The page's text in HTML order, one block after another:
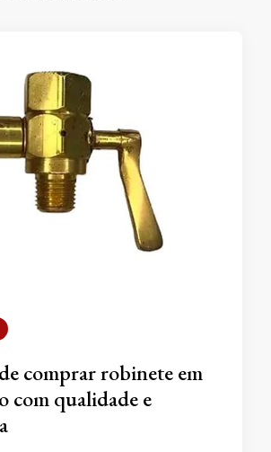
comprar robinete em
com qualidade e